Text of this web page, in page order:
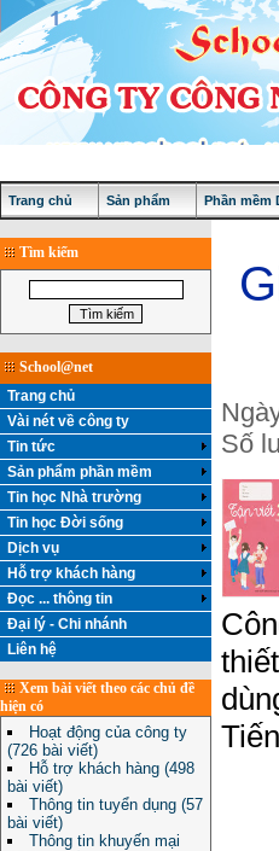
Trang chủ Sản phẩm Phần mềm
Tìm kiếm
School@net
Trang chủ
Vài nét về công ty
Tin tức
Sản phẩm phần mềm
Tin học Nhà trường
Tin học Đời sống
Dịch vụ
Hỗ trợ khách hàng
Đọc ... thông tin
Đại lý - Chi nhánh
Liên hệ
Xem bài viết theo các chủ đề
hiện có
Hoạt động của công ty
(726 bài viết)
Hỗ trợ khách hàng (498
bài viết)
Thông tin tuyển dụng (57
bài viết)
Thông tin khuyến mại
Số